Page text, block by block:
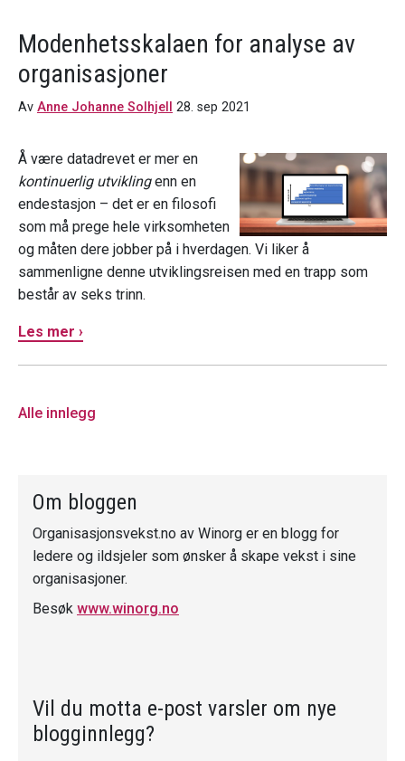
Modenhetsskalaen for analyse av
organisasjoner
Av Anne Johanne Solhjell 28. sep 2021
Å være datadrevet er mer en
kontinuerlig utviklingenn en
endestasjon – det er en filosofi
som må prege hele virksomheten
og måten dere jobber på i hverdagen. Vi liker å
sammenligne denne utviklingsreisen med en trapp som
består av seks trinn.
Les mer ›
Alle innlegg
Om bloggen
Organisasjonsvekst.no av Winorg er en blogg for
ledere og ildsjeler som ønsker å skape vekst i sine
organisasjoner.
Besøk www.winorg.no
Vil du motta e-post varsler om nye
blogginnlegg?